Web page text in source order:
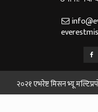
२०२१ एभरेष्ट मिसन भ्यू